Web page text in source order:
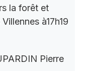
la forêt et
à17h19
Pierre